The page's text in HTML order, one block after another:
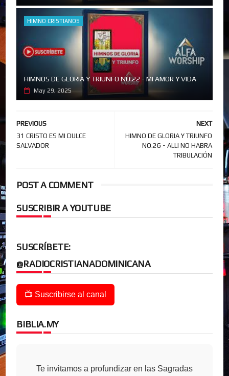
HIMNO CRISTIANOS
HIMNOS DE GLORIA Y TRIUNFO NO.22 - MI AMOR Y VIDA
May 29, 2025
NEXT
HIMNO DE GLORIA Y TRIUNFO
NO.26 - ALLI NO HABRA
TRIBULACIÓN
PREVIOUS
31 CRISTO ES MI DULCE
SALVADOR
POST A COMMENT
SUSCRIBIR A YOUTUBE
SUSCRÍBETE:
@RADIOCRISTIANADOMINICANA
📺 Suscribirse al canal
BIBLIA.MY
Te invitamos a profundizar en las Sagradas